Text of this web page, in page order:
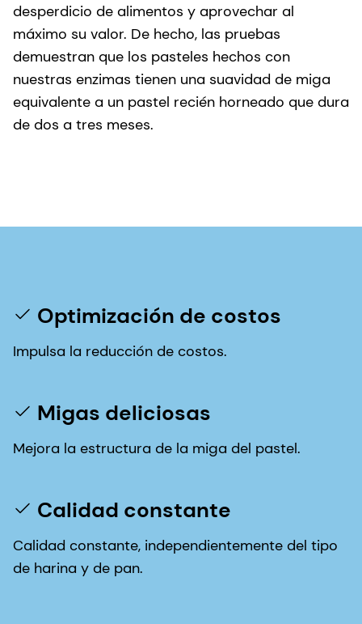
desperdicio de alimentos y aprovechar al
máximo su valor. De hecho, las pruebas
demuestran que los pasteles hechos con
nuestras enzimas tienen una suavidad de miga
equivalente a un pastel recién horneado que dura
de dos a tres meses.
Optimización de costos
Impulsa la reducción de costos.
Migas deliciosas
Mejora la estructura de la miga del pastel.
Calidad constante
Calidad constante, independientemente del tipo
de harina y de pan.